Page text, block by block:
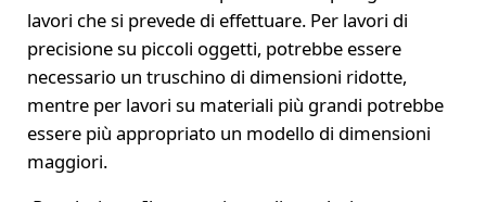
lavori che si prevede di effettuare. Per lavori di
precisione su piccoli oggetti, potrebbe essere
necessario un truschino di dimensioni ridotte,
mentre per lavori su materiali più grandi potrebbe
essere più appropriato un modello di dimensioni
maggiori.